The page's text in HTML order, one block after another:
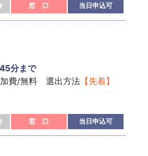
窓 口 当日申込可
分まで
費/無料 選出方法 【先着】
窓 口 当日申込可